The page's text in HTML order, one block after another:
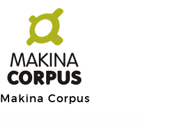
Makina Corpus